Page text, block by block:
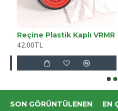
Reçine Plastik Kaplı VRMR
42,00TL
SON GÖRÜNTÜLENEN EN